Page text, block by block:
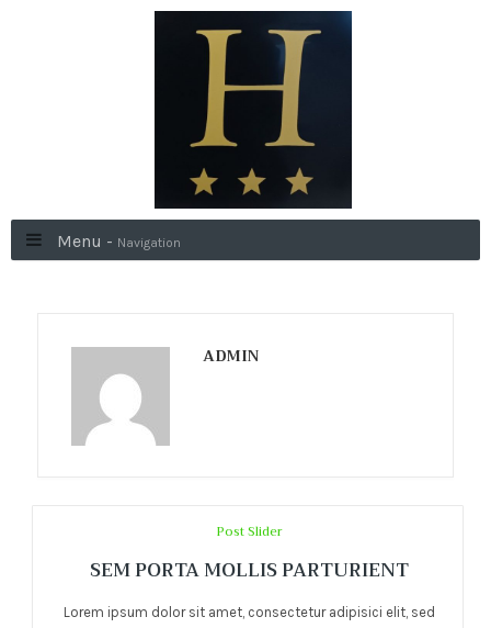
Menu - Navigation
ADMIN
Post Slider
SEM PORTA MOLLIS PARTURIENT
Lorem ipsum dolor sit amet, consectetur adipisici elit, sed